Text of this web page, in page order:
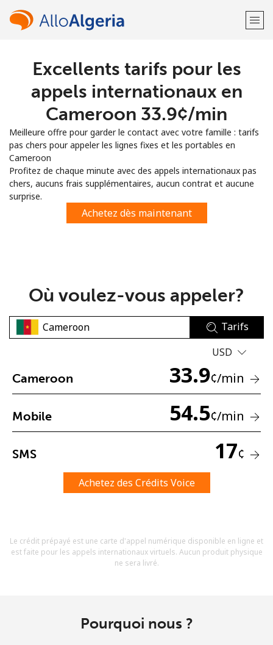
Bienvenue!
Vous avez déjà un compte?
S'enregistrer avec
ou
Aucun mot de passe créé
Un numéro
En créant un compte sur ce site, j'accepte les présentes
Conditions générales.
Excellents tarifs pour les
appels internationaux en
Cameroon ⁦33.9¢⁩/min
Meilleure offre pour garder le contact avec votre famille : tarifs
pas chers pour appeler les lignes fixes et les portables en
Cameroon
Profitez de chaque minute avec des appels internationaux pas
chers, aucuns frais supplémentaires, aucun contrat et aucune
surprise.
Achetez dès maintenant
Où voulez-vous appeler?
Tarifs
USD
Cameroon 33.9¢/min
Mobile 54.5¢/min
SMS 17¢
Achetez des Crédits Voice
Le crédit prépayé est une carte d'appel numérique disponible en ligne et
est faite pour les appels internationaux virtuels. Aucun produit physique
ne sera livré.
Pourquoi nous ?